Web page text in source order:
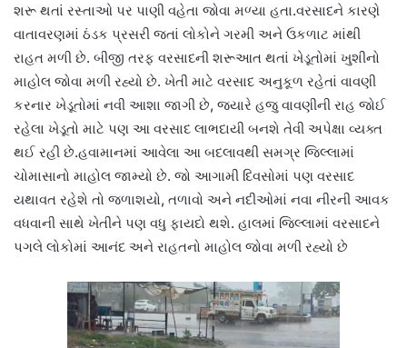
શરૂ થતાં રસ્તાઓ પર પાણી વહેતા જોવા મળ્યા હતા.વરસાદને કારણે
વાતાવરણમાં ઠંડક પ્રસરી જતાં લોકોને ગરમી અને ઉકળાટ માંથી
રાહત મળી છે. બીજી તરફ વરસાદની શરૂઆત થતાં ખેડૂતોમાં ખુશીનો
માહોલ જોવા મળી રહ્યો છે. ખેતી માટે વરસાદ અનુકૂળ રહેતાં વાવણી
કરનાર ખેડૂતોમાં નવી આશા જાગી છે, જ્યારે હજુ વાવણીની રાહ જોઈ
રહેલા ખેડૂતો માટે પણ આ વરસાદ લાભદાયી બનશે તેવી અપેક્ષા વ્યક્ત
થઈ રહી છે.હવામાનમાં આવેલા આ બદલાવથી સમગ્ર જિલ્લામાં
ચોમાસાનો માહોલ જામ્યો છે. જો આગામી દિવસોમાં પણ વરસાદ
યથાવત રહેશે તો જળાશયો, તળાવો અને નદીઓમાં નવા નીરની આવક
વધવાની સાથે ખેતીને પણ વધુ ફાયદો થશે. હાલમાં જિલ્લામાં વરસાદને
પગલે લોકોમાં આનંદ અને રાહતનો માહોલ જોવા મળી રહ્યો છે